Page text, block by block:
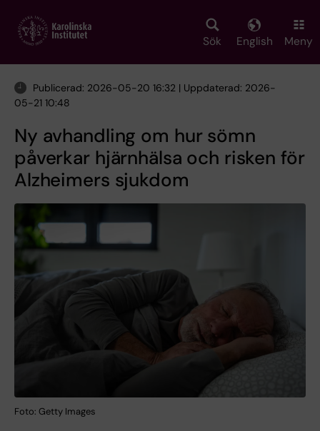
main
Sök English Meny
Publicerad: 2026-05-20 16:32 | Uppdaterad: 2026-
05-21 10:48
Ny avhandling om hur sömn
påverkar hjärnhälsa och risken för
Alzheimers sjukdom
Foto: Getty Images